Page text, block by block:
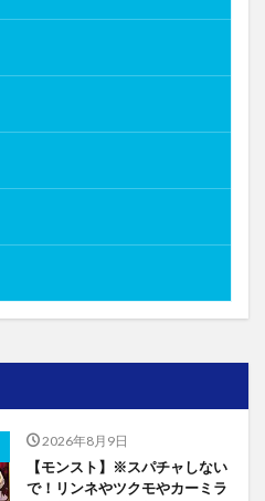
2026年8月9日
【モンスト】※スパチャしない
で！リンネやツクモやカーミラ